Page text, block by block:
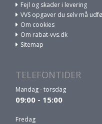
Fejl og skader i levering
VVS opgaver du selv må
Om cookies
Om rabat-vvs.dk
Sitemap
TELEFONTIDER
Mandag - torsdag
09:00 - 15:00
Fredag